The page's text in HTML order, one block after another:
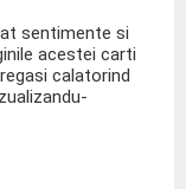
sentimente si
acestei carti
calatorind